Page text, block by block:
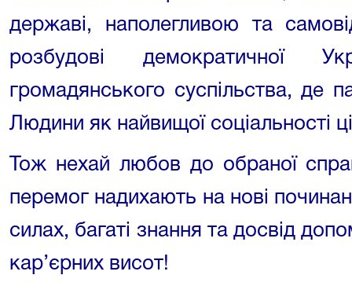
державі, наполегливою та
розбудові демократичної
громадянського суспільства, де
Людини як найвищої соціальності
Тож нехай любов до обраної
перемог надихають на нові
силах, багаті знання та досвід
кар’єрних висот!